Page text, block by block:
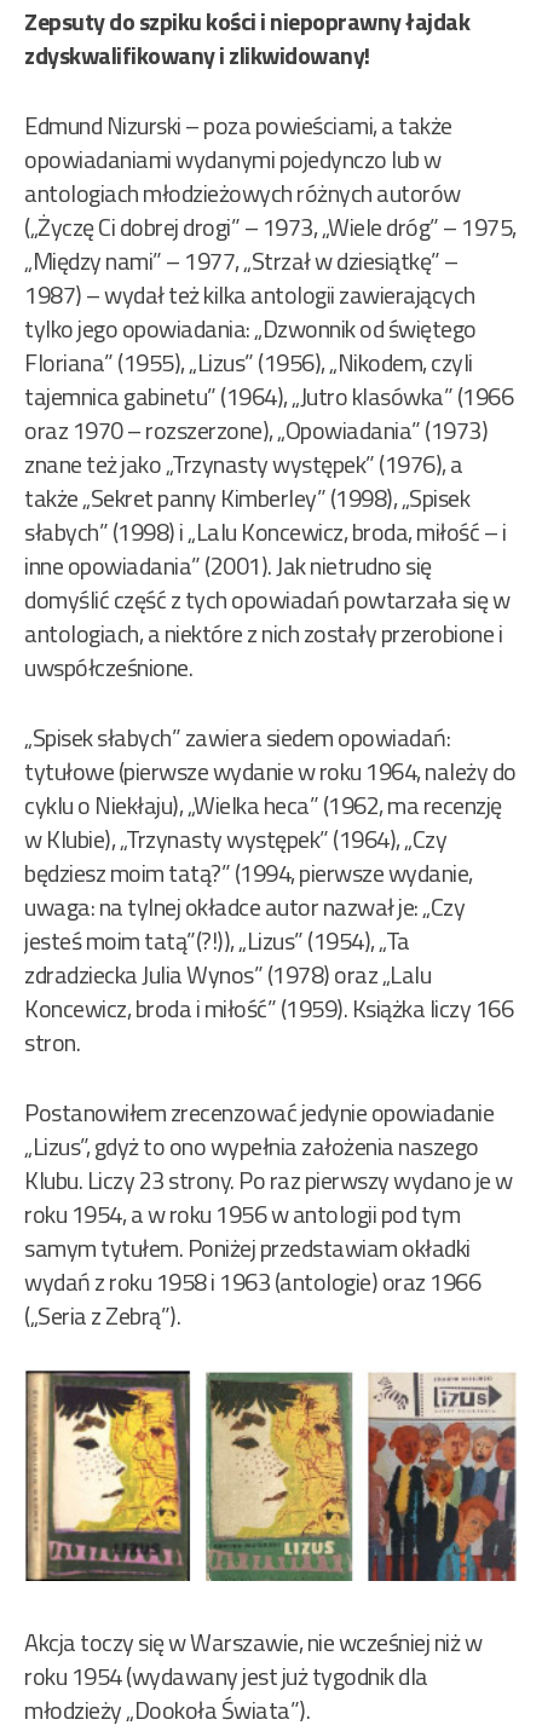
Zepsuty do szpiku kości i niepoprawny łajdak
zdyskwalifikowany i zlikwidowany!
Edmund Nizurski – poza powieściami, a także
opowiadaniami wydanymi pojedynczo lub w
antologiach młodzieżowych różnych autorów
(„Życzę Ci dobrej drogi” – 1973, „Wiele dróg” – 1975,
„Między nami” – 1977, „Strzał w dziesiątkę” –
1987) – wydał też kilka antologii zawierających
tylko jego opowiadania: „Dzwonnik od świętego
Floriana” (1955), „Lizus” (1956), „Nikodem, czyli
tajemnica gabinetu” (1964), „Jutro klasówka” (1966
oraz 1970 – rozszerzone), „Opowiadania” (1973)
znane też jako „Trzynasty występek” (1976), a
także „Sekret panny Kimberley” (1998), „Spisek
słabych” (1998) i „Lalu Koncewicz, broda, miłość – i
inne opowiadania” (2001). Jak nietrudno się
domyślić część z tych opowiadań powtarzała się w
antologiach, a niektóre z nich zostały przerobione i
uwspółcześnione.
„Spisek słabych” zawiera siedem opowiadań:
tytułowe (pierwsze wydanie w roku 1964, należy do
cyklu o Niekłaju), „Wielka heca” (1962, ma recenzję
w Klubie), „Trzynasty występek” (1964), „Czy
będziesz moim tatą?” (1994, pierwsze wydanie,
uwaga: na tylnej okładce autor nazwał je: „Czy
jesteś moim tatą”(?!)), „Lizus” (1954), „Ta
zdradziecka Julia Wynos” (1978) oraz „Lalu
Koncewicz, broda i miłość” (1959). Książka liczy 166
stron.
Postanowiłem zrecenzować jedynie opowiadanie
„Lizus”, gdyż to ono wypełnia założenia naszego
Klubu. Liczy 23 strony. Po raz pierwszy wydano je w
roku 1954, a w roku 1956 w antologii pod tym
samym tytułem. Poniżej przedstawiam okładki
wydań z roku 1958 i 1963 (antologie) oraz 1966
(„Seria z Zebrą”).
Akcja toczy się w Warszawie, nie wcześniej niż w
roku 1954 (wydawany jest już tygodnik dla
młodzieży „Dookoła Świata”).